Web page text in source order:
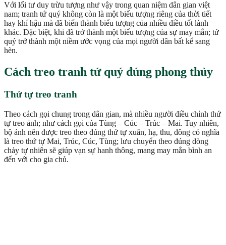
Với lối tư duy trừu tượng như vậy trong quan niệm dân gian việt
nam; tranh tứ quý không còn là một biểu tượng riêng của thời tiết
hay khí hậu mà đã biến thành biểu tượng của nhiều điều tốt lành
khác. Đặc biệt, khi đã trở thành một biểu tượng của sự may mắn; tứ
quý trở thành một niềm ước vọng của mọi người dân bất kể sang
hèn.
Cách treo tranh tứ quý đúng phong thủy
Thứ tự treo tranh
Theo cách gọi chung trong dân gian, mà nhiều người điều chỉnh thứ
tự treo ảnh; như cách gọi của Tùng – Cúc – Trúc – Mai. Tuy nhiên,
bộ ảnh nên được treo theo đúng thứ tự xuân, hạ, thu, đông có nghĩa
là treo thứ tự Mai, Trúc, Cúc, Tùng; lưu chuyển theo đúng dòng
chảy tự nhiên sẽ giúp vạn sự hanh thông, mang may mắn bình an
đến với cho gia chủ.